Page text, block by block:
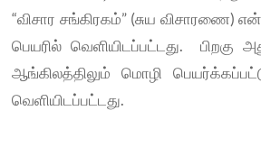
“விசார சங்கிரகம்” (சுய விசாரணை)
பெயரில் வெளியிடப்பட்டது. பிறகு
ஆங்கிலத்திலும் மொழி
வெளியிடப்பட்டது.